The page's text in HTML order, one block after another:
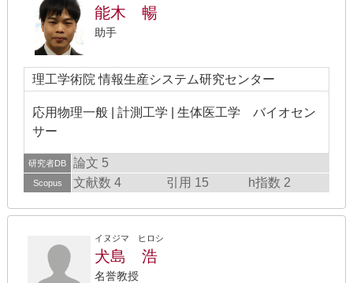
能木 暢
助手
理工学術院 情報生産システム研究センター
応用物理一般 | 計測工学 | 生体医工学 バイオセン
サー
研究者DB 論文 5
Scopus 文献数 4 引用 15 h指数 2
イヌジマ ヒロシ
犬島 浩
名誉教授